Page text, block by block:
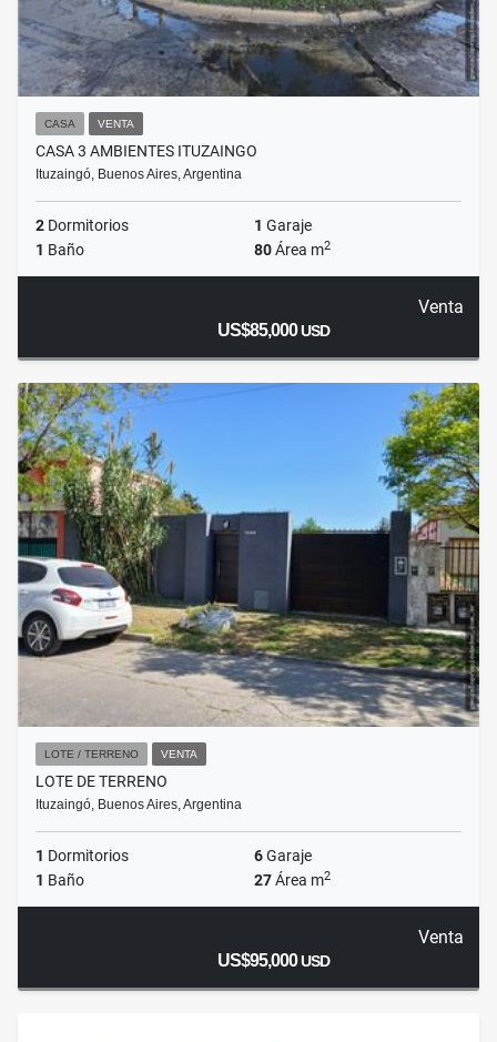
CASA VENTA
CASA 3 AMBIENTES ITUZAINGO
Ituzaingó, Buenos Aires, Argentina
2 Dormitorios 1 Garaje
1 Baño 80Área m2
Venta
US$85,000USD
LOTE / TERRENO VENTA
LOTE DE TERRENO
Ituzaingó, Buenos Aires, Argentina
1 Dormitorios 6Garaje
1 Baño 27Área m2
Venta
US$95,000USD